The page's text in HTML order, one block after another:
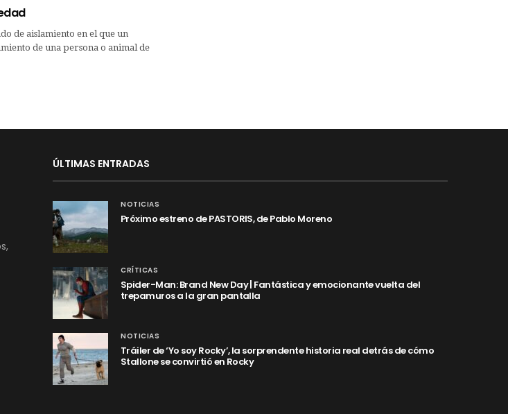
de aislamiento en el que un
de una persona o animal de
ÚLTIMAS ENTRADAS
NOTICIAS
Próximo estreno de PASTORIS, de Pablo Moreno
CRÍTICAS
Spider-Man: Brand New Day | Fantástica y emocionante vuelta del
trepamuros a la gran pantalla
NOTICIAS
Tráiler de ‘Yo soy Rocky’, la sorprendente historia real detrás de cómo
Stallone se convirtió en Rocky